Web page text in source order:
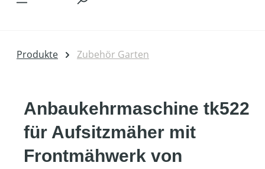
Produkte Zubehör Garten
Anbaukehrmaschine tk522
für Aufsitzmäher mit
Frontmähwerk von